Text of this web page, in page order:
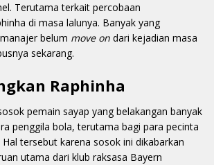
Terutama terkait percobaan
di masa lalunya. Banyak yang
belum move on dari kejadian masa
sekarang.
Raphinha
pemain sayap yang belakangan banyak
penggila bola, terutama bagi para pecinta
Hal tersebut karena sosok ini dikabarkan
utama dari klub raksasa Bayern